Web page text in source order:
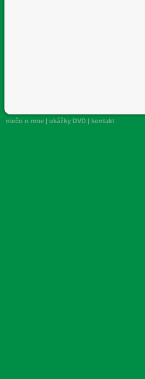
niečo o mne | ukážky DVD | kontakt